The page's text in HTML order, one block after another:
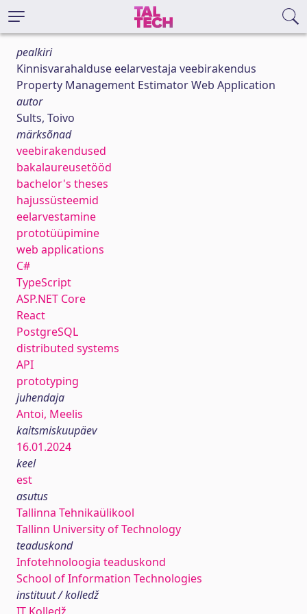
pealkiri
Kinnisvarahalduse eelarvestaja veebirakendus
Property Management Estimator Web Application
autor
Sults, Toivo
märksõnad
veebirakendused
bakalaureusetööd
bachelor's theses
hajussüsteemid
eelarvestamine
prototüüpimine
web applications
C#
TypeScript
ASP.NET Core
React
PostgreSQL
distributed systems
API
prototyping
juhendaja
Antoi, Meelis
kaitsmiskuupäev
16.01.2024
keel
est
asutus
Tallinna Tehnikaülikool
Tallinn University of Technology
teaduskond
Infotehnoloogia teaduskond
School of Information Technologies
instituut / kolledž